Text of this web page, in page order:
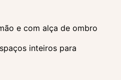
e com alça de ombro
inteiros para